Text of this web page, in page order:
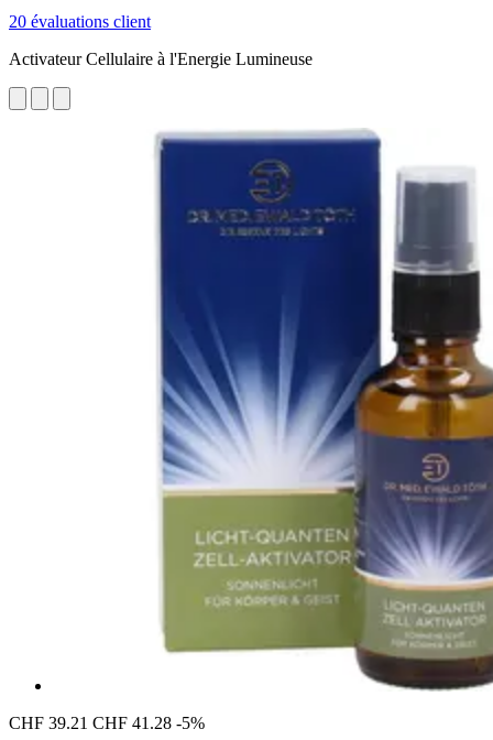
20 évaluations client
Activateur Cellulaire à l'Energie Lumineuse
CHF 39.21 CHF 41.28 -5%